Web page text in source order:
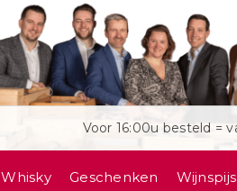
Voor 16:00u besteld =
Whisky Geschenken Wijnspijs